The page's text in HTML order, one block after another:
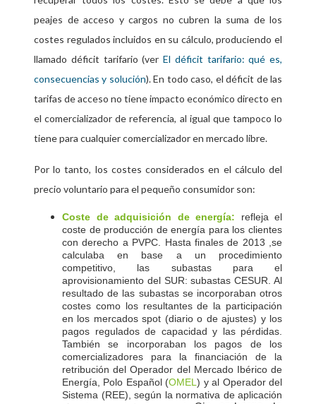
peajes de acceso y cargos no cubren la suma de los
costes regulados incluidos en su cálculo, produciendo el
llamado déficit tarifario (ver El déficit tarifario: qué es,
consecuencias y solución). En todo caso, el déficit de las
tarifas de acceso no tiene impacto económico directo en
el comercializador de referencia, al igual que tampoco lo
tiene para cualquier comercializador en mercado libre.
Por lo tanto, los costes considerados en el cálculo del
precio voluntario para el pequeño consumidor son:
Coste de adquisición de energía: refleja el
coste de producción de energía para los clientes
con derecho a PVPC. Hasta finales de 2013 ,se
calculaba en base a un procedimiento
competitivo, las subastas para el
aprovisionamiento del SUR: subastas CESUR. Al
resultado de las subastas se incorporaban otros
costes como los resultantes de la participación
en los mercados spot (diario o de ajustes) y los
pagos regulados de capacidad y las pérdidas.
También se incorporaban los pagos de los
comercializadores para la financiación de la
retribución del Operador del Mercado Ibérico de
Energía, Polo Español (OMEL) y al Operador del
Sistema (REE), según la normativa de aplicación